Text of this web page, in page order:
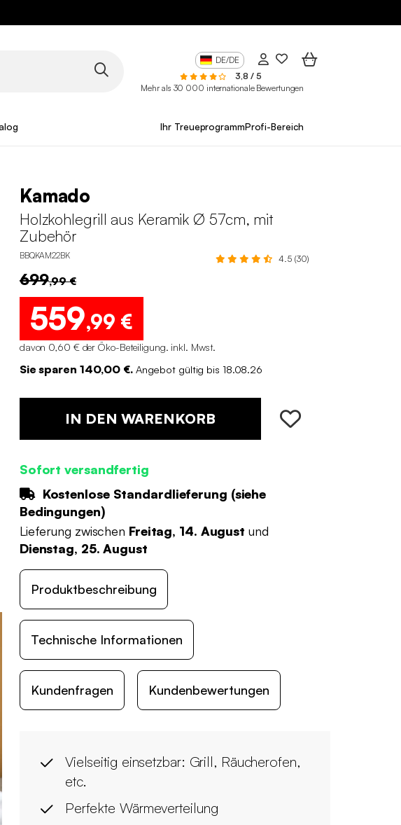
DE/DE
3,8 / 5
Mehr als 30 000 internationale Bewertungen
Ihr TreueprogrammProfi-Bereich
Kamado
Holzkohlegrill aus Keramik Ø 57cm, mit
Zubehör
BBQKAM22BK 4.5 (30)
699,99 €
559,99 €
davon 0,60 € der Öko-Beteiligung. inkl. Mwst.
Sie sparen 140,00 €. Angebot gültig bis 18.08.26
IN DEN WARENKORB
Sofort versandfertig
Kostenlose Standardlieferung (siehe
Bedingungen)
Lieferung zwischen Freitag, 14. August und
Dienstag, 25. August
Produktbeschreibung
Technische Informationen
Kundenfragen Kundenbewertungen
Vielseitig einsetzbar: Grill, Räucherofen,
etc.
Perfekte Wärmeverteilung